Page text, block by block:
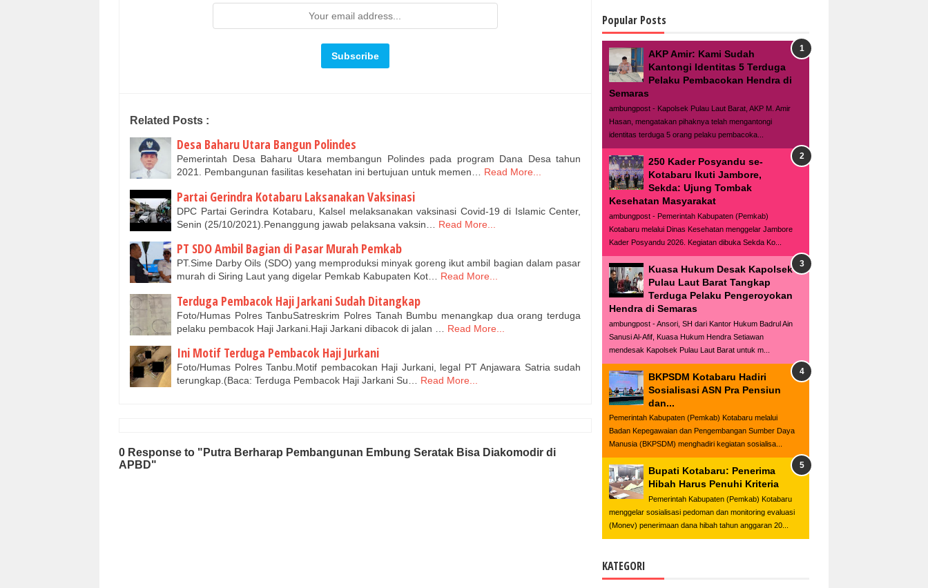
Related Posts :
Desa Baharu Utara Bangun Polindes
Pemerintah Desa Baharu Utara membangun Polindes pada program Dana Desa tahun
2021. Pembangunan fasilitas kesehatan ini bertujuan untuk memen… Read More...
Partai Gerindra Kotabaru Laksanakan Vaksinasi
DPC Partai Gerindra Kotabaru, Kalsel melaksanakan vaksinasi Covid-19 di Islamic Center,
Senin (25/10/2021).Penanggung jawab pelaksana vaksin…
Read More...
PT SDO Ambil Bagian di Pasar Murah Pemkab
PT.Sime Darby Oils (SDO) yang memproduksi minyak goreng ikut ambil bagian dalam pasar
murah di Siring Laut yang digelar Pemkab Kabupaten Kot… Read More...
Terduga Pembacok Haji Jarkani Sudah Ditangkap
Foto/Humas Polres TanbuSatreskrim Polres Tanah Bumbu menangkap dua orang terduga
pelaku pembacok Haji Jarkani.Haji Jarkani dibacok di jalan …
Read More...
Ini Motif Terduga Pembacok Haji Jurkani
Foto/Humas Polres Tanbu.Motif pembacokan Haji Jurkani, legal PT Anjawara Satria sudah
terungkap.(Baca: Terduga Pembacok Haji Jarkani Su… Read More...
0 Response to "Putra Berharap Pembangunan Embung Seratak Bisa Diakomodir di
APBD"
Popular Posts
AKP Amir: Kami Sudah
Kantongi Identitas 5 Terduga
Pelaku Pembacokan Hendra di
Semaras
ambungpost - Kapolsek Pulau Laut Barat, AKP M. Amir
Hasan, mengatakan pihaknya telah mengantongi
identitas terduga 5 orang pelaku pembacoka...
250 Kader Posyandu se-
Kotabaru Ikuti Jambore,
Sekda: Ujung Tombak
Kesehatan Masyarakat
ambungpost - Pemerintah Kabupaten (Pemkab)
Kotabaru melalui Dinas Kesehatan menggelar Jambore
Kader Posyandu 2026. Kegiatan dibuka Sekda Ko...
Kuasa Hukum Desak Kapolsek
Pulau Laut Barat Tangkap
Terduga Pelaku Pengeroyokan
Hendra di Semaras
ambungpost - Ansori, SH dari Kantor Hukum Badrul Ain
Sanusi Al-Afif, Kuasa Hukum Hendra Setiawan
mendesak Kapolsek Pulau Laut Barat untuk m...
BKPSDM Kotabaru Hadiri
Sosialisasi ASN Pra Pensiun
dan...
Pemerintah Kabupaten (Pemkab) Kotabaru melalui
Badan Kepegawaian dan Pengembangan Sumber Daya
Manusia (BKPSDM) menghadiri kegiatan sosialisa...
Bupati Kotabaru: Penerima
Hibah Harus Penuhi Kriteria
Pemerintah Kabupaten (Pemkab) Kotabaru
menggelar sosialisasi pedoman dan monitoring evaluasi
(Monev) penerimaan dana hibah tahun anggaran 20...
KATEGORI